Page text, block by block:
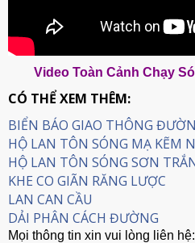
Video Toàn Cảnh Chạy
CÓ THỂ XEM THÊM:
BIỂN BÁO GIAO THÔNG
HỘ LAN TÔN SÓNG MẠ KẼM
HỘ LAN TÔN SÓNG SƠN
KHE CO GIÃN RĂNG LƯỢC
LAN CAN CẦU
DẢI PHÂN CÁCH ĐƯỜNG
Mọi thông tin xin vui lòng liên hệ: